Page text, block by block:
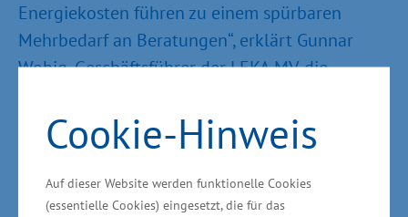
Cookie-Hinweis
Auf dieser Website werden funktionelle Cookies
(essentielle Cookies) eingesetzt, die für das
Energiekosten führen zu einem spürbaren
Mehrbedarf an Beratungen“, erklärt Gunnar
Wobig, Geschäftsführer der LEKA MV, die
Kommunen sind durch die aktuelle Lage zum
Handeln gezwungen und stehen vor großen
Herausforderungen bei der Umstellung ihrer
Stromversorgung und ihrer Wärmenetze auf